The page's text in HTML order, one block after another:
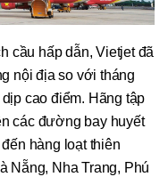
cầu hấp dẫn, Vietjet đã
nội địa so với tháng
cao điểm. Hãng tập
các đường bay huyết
hàng loạt thiên
Nha Trang, Phú